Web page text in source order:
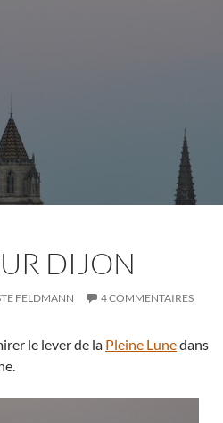
DIJON
FELDMANN 4 COMMENTAIRES
le lever de la Pleine Lunedans